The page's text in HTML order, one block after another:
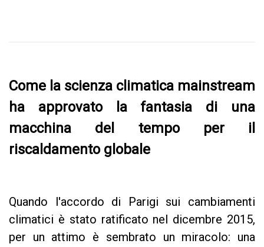
Come la scienza climatica mainstream
ha approvato la fantasia di una
macchina del tempo per il
riscaldamento globale
Quando l'accordo di Parigi sui cambiamenti
climatici è stato ratificato nel dicembre 2015,
per un attimo è sembrato un miracolo: una